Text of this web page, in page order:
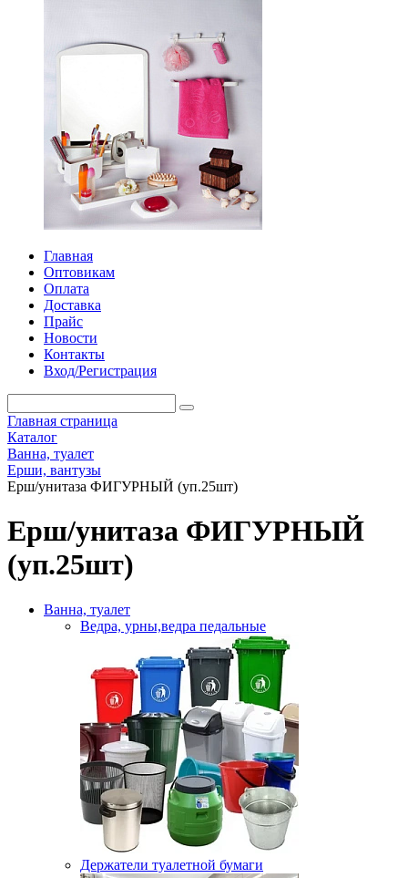
Главная
Оптовикам
Оплата
Доставка
Прайс
Новости
Контакты
Вход/Регистрация
Главная страница
Каталог
Ванна, туалет
Ерши, вантузы
Ерш/унитаза ФИГУРНЫЙ (уп.25шт)
Ерш/унитаза ФИГУРНЫЙ
(уп.25шт)
Ванна, туалет
Ведра, урны,ведра педальные
Держатели туалетной бумаги